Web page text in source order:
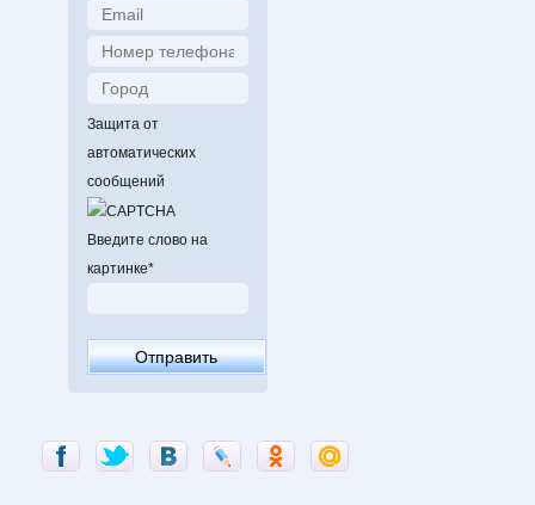
Защита от
автоматических
сообщений
Введите слово на
картинке*